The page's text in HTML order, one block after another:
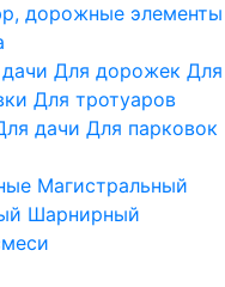
дорожные элементы
Для дорожек Для
Для тротуаров
дачи Для парковок
Магистральный
Шарнирный